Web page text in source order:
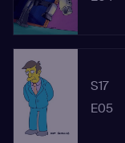
S17
E05